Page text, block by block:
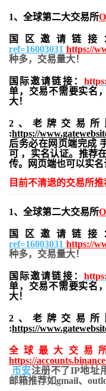
1、全球第二大交易所
国区邀请链接
ref=16003031 https://
种多，交易量大！
国际邀请链接：
单，交易不需要实名
大！
2、老牌交易所
:https://
后务必在网页端完成
可 ，实名认证。推荐
传。网页端也可以实名
目前不清退的交易所推
1、全球第二大交易所
国区邀请链接
ref=16003031 https://
种多，交易量大！
国际邀请链接：
单，交易不需要实名
大！
2、老牌交易所
:https://
全球最大交易
https://
币安注册不了IP地址
邮箱推荐如gmail、